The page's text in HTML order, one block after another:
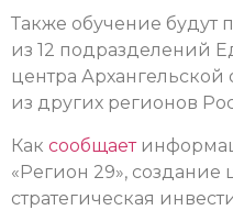
Также обучение будут
из 12 подразделений
центра Архангельской
из других регионов
Как сообщает
«Регион 29», создание
стратегическая